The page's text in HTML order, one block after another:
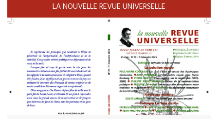
LA NOUVELLE REVUE UNIVERSELLE